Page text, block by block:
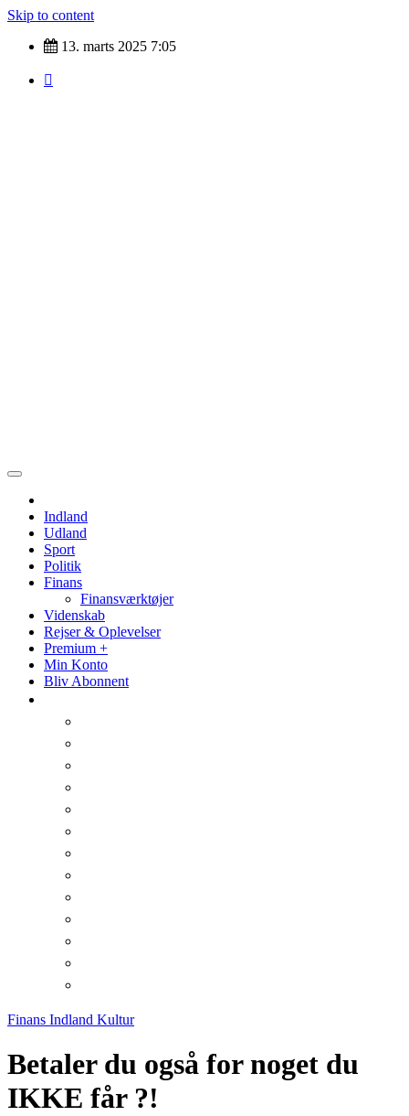
Skip to content
13. marts 2025 7:05
Indland
Udland
Sport
Politik
Finans
Finansværktøjer
Videnskab
Rejser & Oplevelser
Premium +
Min Konto
Bliv Abonnent
Finans Indland Kultur
Betaler du også for noget du
IKKE får ?!